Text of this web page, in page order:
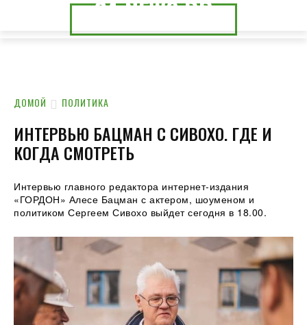
24.NEWS.CK
24.NEWS.DP
ДОМОЙ ПОЛИТИКА
ИНТЕРВЬЮ БАЦМАН С СИВОХО. ГДЕ И
КОГДА СМОТРЕТЬ
Интервью главного редактора интернет-издания
«ГОРДОН» Алесе Бацман с актером, шоуменом и
политиком Сергеем Сивохо выйдет сегодня в 18.00.